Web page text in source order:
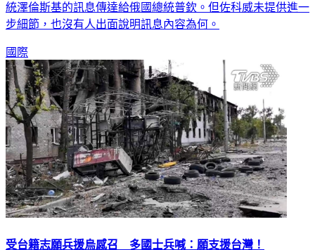
統澤倫斯基的訊息傳達給俄國總統普欽。但佐科威未提供進一
步細節，也沒有人出面說明訊息內容為何。
國際
受台籍志願兵援烏感召 多國士兵喊：願支援台灣！